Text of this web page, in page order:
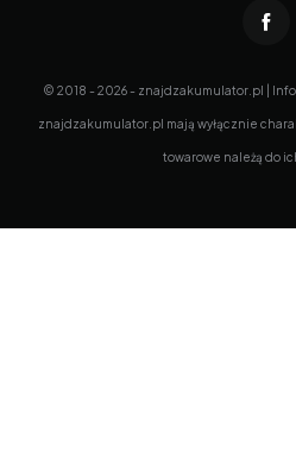
© 2018 - 2026 - znajdzakumulator.pl |
znajdzakumulator.pl mają wyłącznie
towarowe należą do